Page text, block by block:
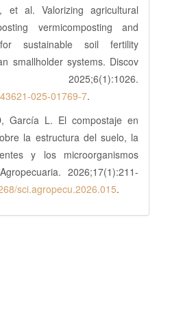
et al. Valorizing agricultural
vermicomposting and
sustainable soil fertility
smallholder systems. Discov
025-01769-7.
García L. El compostaje en
la estructura del suelo, la
y los microorganismos
2026;17(1):211-
sci.agropecu.2026.015.